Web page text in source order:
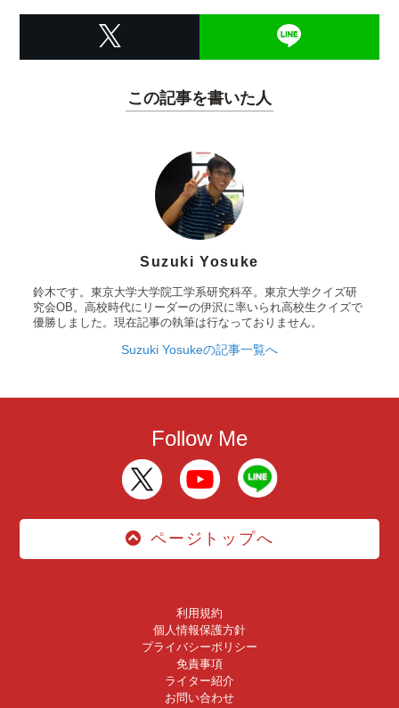
この記事を書いた人
Suzuki Yosuke
鈴木です。東京大学大学院工学系研究科卒。東京大学クイズ研
究会OB。高校時代にリーダーの伊沢に率いられ高校生クイズで
優勝しました。現在記事の執筆は行なっておりません。
Suzuki Yosukeの記事一覧へ
Follow Me
ページトップへ
利用規約
個人情報保護方針
プライバシーポリシー
免責事項
ライター紹介
お問い合わせ